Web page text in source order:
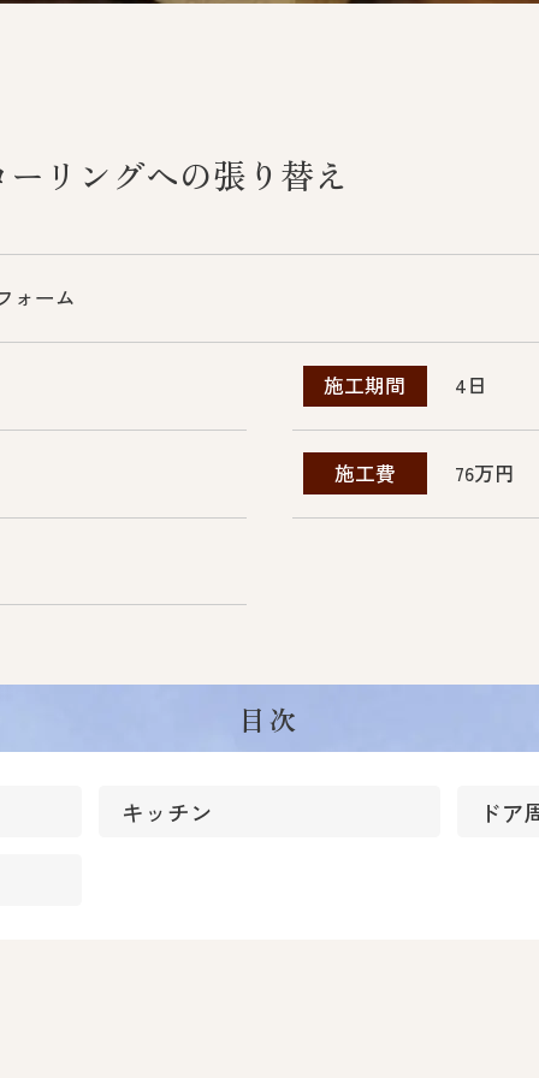
リングへの張り替え
ォーム
施工期間 4日
施工費 76万円
目次
キッチン ドア